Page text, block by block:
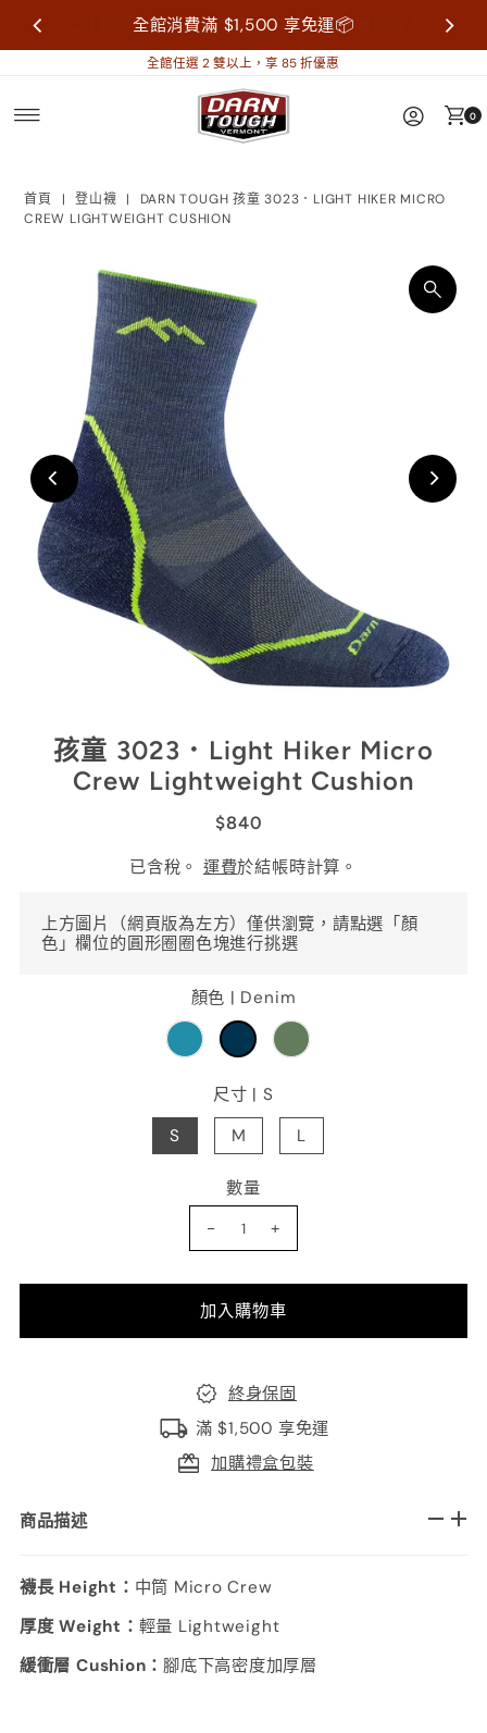
尺寸疑問歡迎來信詢問再做購買，襪子屬於個人
衛生用品，售出不做退換貨。
全館消費滿 $1,500 享免運📦
全館任選 2 雙以上，享 85 折優惠
0
首頁 | 登山襪 |
DARN TOUGH 孩童 3023．LIGHT HIKER MICRO
CREW LIGHTWEIGHT CUSHION
孩童 3023．Light Hiker Micro
Crew Lightweight Cushion
$840
已含稅。 運費於結帳時計算。
上方圖片（網頁版為左方）僅供瀏覽，請點選「顏
色」欄位的圓形圈圈色塊進行挑選
顏色 | Denim
尺寸 |S
S
M L
數量
-
+
終身保固
滿 $1,500 享免運
加購禮盒包裝
商品描述
襪長 Height： 中筒 Micro Crew
厚度 Weight： 輕量 Lightweight
緩衝層 Cushion：腳底下高密度加厚層